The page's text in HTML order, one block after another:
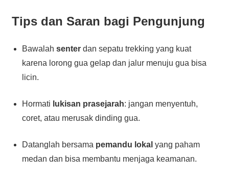
Tips dan Saran bagi Pengunjung
Bawalah senterdan sepatu trekking yang kuat
karena lorong gua gelap dan jalur menuju gua bisa
licin.
Hormati lukisan prasejarah: jangan menyentuh,
coret, atau merusak dinding gua.
Datanglah bersama pemandu lokal yang paham
medan dan bisa membantu menjaga keamanan.